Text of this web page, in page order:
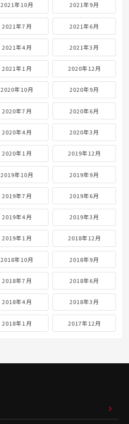
2021年10月 2021年9月
2021年7月 2021年6月
2021年4月 2021年3月
2021年1月 2020年12月
2020年10月 2020年9月
2020年7月 2020年6月
2020年4月 2020年3月
2020年1月 2019年12月
2019年10月 2019年9月
2019年7月 2019年6月
2019年4月 2019年3月
2019年1月 2018年12月
2018年10月 2018年9月
2018年7月 2018年6月
2018年4月 2018年3月
2018年1月 2017年12月